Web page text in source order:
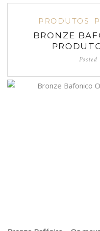
PRODUTOS
BRONZE
Posted